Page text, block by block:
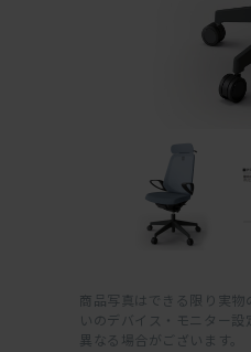
商品写真はできる限り実
いのデバイス・モニター
異なる場合がございます。